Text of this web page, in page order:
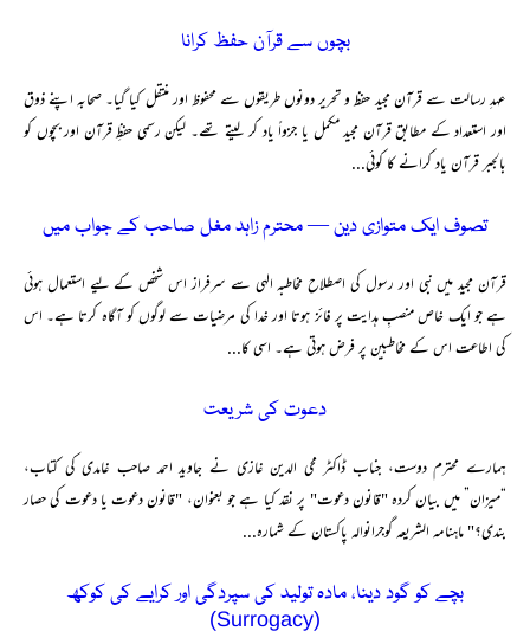
بچوں سے قرآن حفظ کرانا
عہدِ رسالت سے قرآن مجید حفظ و تحریر دونوں طریقوں سے محفوظ اور منتقل کیا گیا۔ صحابہ اپنے ذوق
اور استعداد کے مطابق قرآن مجید مکمل یا جزواً یاد کر لیتے تھے۔ لیکن رسمی حفظِ قرآن اور بچوں کو
بالجبر قرآن یاد کرانے کا کوئی...
تصوف ایک متوازی دین — محترم زاہد مغل صاحب کے جواب میں
قرآن مجید میں نبی اور رسول کی اصطلاح مخاطبہ الہی سے سرفراز اس شخص کے لیے استعمال ہوئی
ہے جو ایک خاص منصبِ ہدایت پر فائز ہوتا اور خدا کی مرضیات سے لوگوں کو آگاہ کرتا ہے۔ اس
کی اطاعت اس کے مخاطبین پر فرض ہوتی ہے۔ اسی کا...
دعوت کی شریعت
ہمارے محترم دوست، جناب ڈاکٹر محی الدین غازی نے جاوید احمد صاحب غامدی کی کتاب،
“میزان” میں بیان کردہ "قانون دعوت" پر نقد کیا ہے جو بعنوان، "قانون دعوت یا دعوت کی حصار
بندی؟" ماہنامہ الشریعہ گوجرانوالہ پاکستان کے شمارہ...
بچے کو گود دینا، مادہ تولید کی سپردگی اور کرایے کی کوکھ
(Surrogacy)